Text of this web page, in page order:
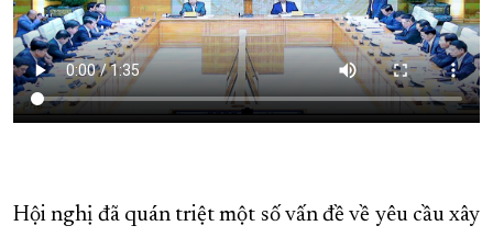
Hội nghị đã quán triệt một số vấn đề về yêu cầu xây